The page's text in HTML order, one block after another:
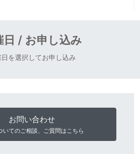
日 / お申し込み
日を選択してお申し込み
お問い合わせ
いてのご相談、ご質問はこちら